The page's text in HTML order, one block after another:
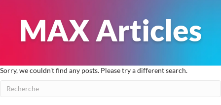
MAX Articles
Sorry, we couldn't find any posts. Please try a different search.